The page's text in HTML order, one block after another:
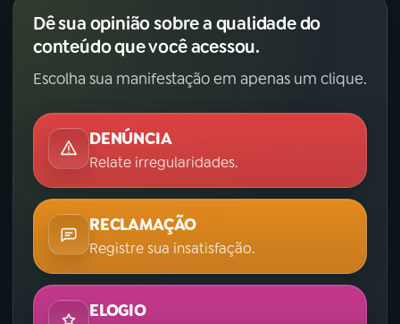
Dê sua opinião sobre a qualidade do
conteúdo que você acessou.
Escolha sua manifestação em apenas um clique.
DENÚNCIA
Relate irregularidades.
RECLAMAÇÃO
Registre sua insatisfação.
ELOGIO